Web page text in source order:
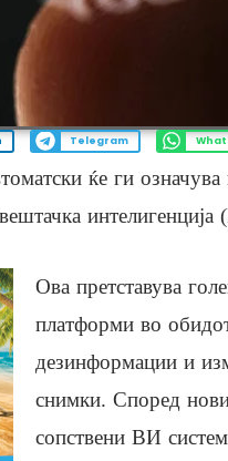
Telegram
ќе ги
интелигенција
Ова претставува
платформи во
дезинформации и
снимки. Според
сопствени ВИ